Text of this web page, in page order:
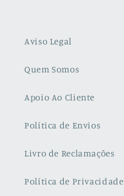
Aviso Legal
Quem Somos
Apoio Ao Cliente
Política de Envios
Livro de Reclamações
Política de Privacidade